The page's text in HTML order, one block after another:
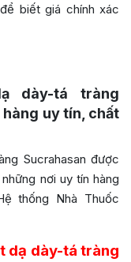
biết giá chính xác
dày-tá tràng
uy tín, chất
Sucrahasan được
nơi uy tín hàng
thống Nhà Thuốc
dạ dày-tá tràng